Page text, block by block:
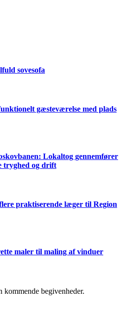
sovesofa
gæsteværelse med plads
Lokaltog gennemfører
tryghed og drift
praktiserende læger til Region
maler til maling af vinduer
kommende begivenheder.